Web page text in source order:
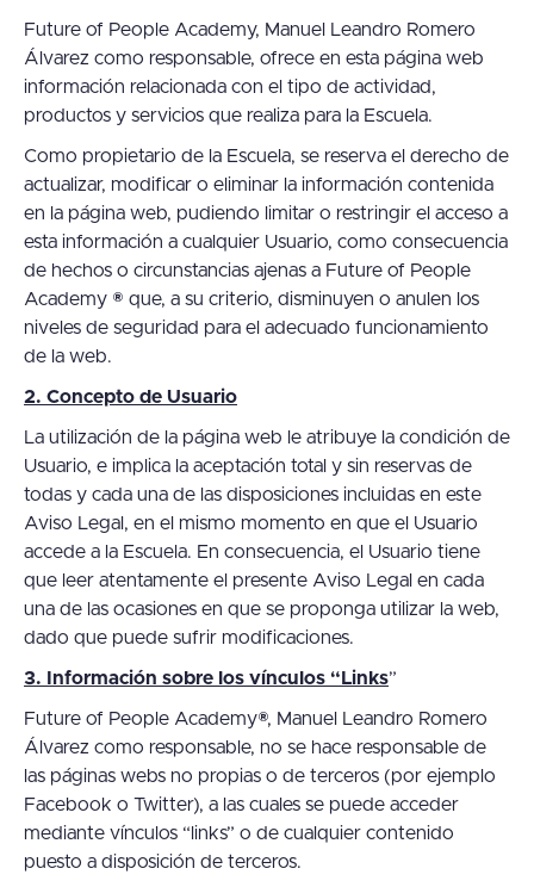
Future of People Academy, Manuel Leandro Romero
Álvarez como responsable, ofrece en esta página web
información relacionada con el tipo de actividad,
productos y servicios que realiza para la Escuela.
Como propietario de la Escuela, se reserva el derecho de
actualizar, modificar o eliminar la información contenida
en la página web, pudiendo limitar o restringir el acceso a
esta información a cualquier Usuario, como consecuencia
de hechos o circunstancias ajenas a Future of People
Academy ® que, a su criterio, disminuyen o anulen los
niveles de seguridad para el adecuado funcionamiento
de la web.
2. Concepto de Usuario
La utilización de la página web le atribuye la condición de
Usuario, e implica la aceptación total y sin reservas de
todas y cada una de las disposiciones incluidas en este
Aviso Legal, en el mismo momento en que el Usuario
accede a la Escuela. En consecuencia, el Usuario tiene
que leer atentamente el presente Aviso Legal en cada
una de las ocasiones en que se proponga utilizar la web,
dado que puede sufrir modificaciones.
3. Información sobre los vínculos “Links”
Future of People Academy®, Manuel Leandro Romero
Álvarez como responsable, no se hace responsable de
las páginas webs no propias o de terceros (por ejemplo
Facebook o Twitter), a las cuales se puede acceder
mediante vínculos “links” o de cualquier contenido
puesto a disposición de terceros.